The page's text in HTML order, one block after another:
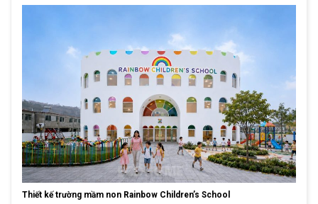
Thiết kế trường mầm non Rainbow Children’s School